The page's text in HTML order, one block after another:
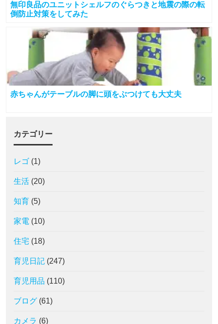
無印良品のユニットシェルフのぐらつきと地震の際の転
倒防止対策をしてみた
赤ちゃんがテーブルの脚に頭をぶつけても大丈夫
カテゴリー
レゴ (1)
生活 (20)
知育 (5)
家電 (10)
住宅 (18)
育児日記 (247)
育児用品 (110)
ブログ (61)
カメラ (6)